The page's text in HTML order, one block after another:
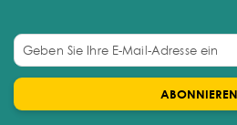
ABONNIEREN